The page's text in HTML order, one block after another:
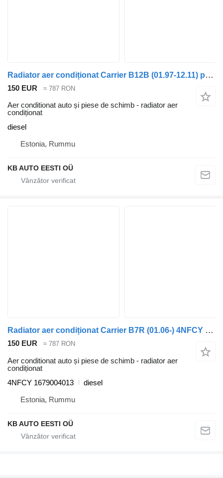
Radiator aer condiționat Carrier B12B (01.97-12.11) pentru autobuz Volvo B6, B7, B9, B10, B12 bus (1978-2011)
150 EUR ≈ 787 RON
Aer conditionat auto și piese de schimb - radiator aer
condiționat
diesel
Estonia, Rummu
KB AUTO EESTI OÜ
Radiator aer condiționat Carrier B7R (01.06-) 4NFCY pentru autobuz Volvo B7, B8, B9, B12 bus (2005-)
150 EUR ≈ 787 RON
Aer conditionat auto și piese de schimb - radiator aer
condiționat
4NFCY 1679004013
diesel
Estonia, Rummu
KB AUTO EESTI OÜ